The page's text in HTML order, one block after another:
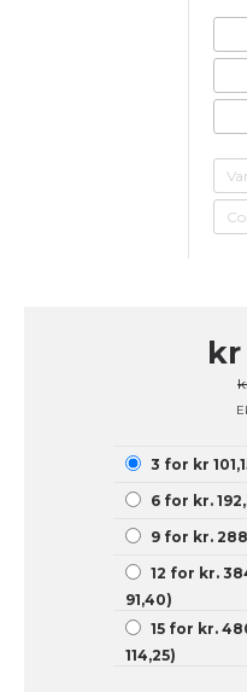
kr
3 for kr
6 for kr.
9 for kr.
12 for kr.
91,40)
15 for kr.
114,25)